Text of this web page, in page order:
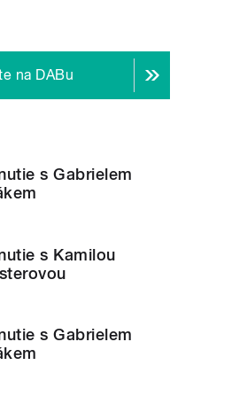
na DABu
s Gabrielem
s Kamilou
s Gabrielem